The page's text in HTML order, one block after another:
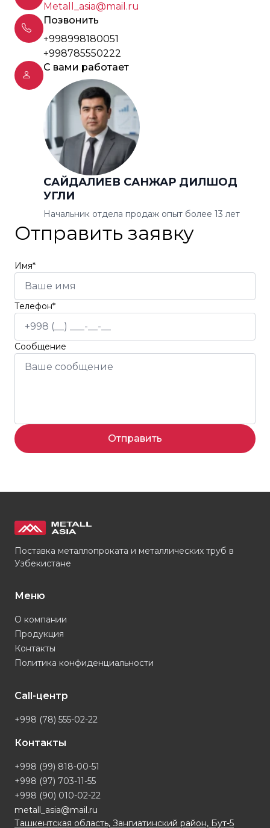
Metall_asia@mail.ru
Позвонить
+998998180051
+998785550222
С вами работает
САЙДАЛИЕВ САНЖАР ДИЛШОД
УГЛИ
Начальник отдела продаж опыт более 13 лет
Отправить заявку
Имя*
Телефон*
Сообщение
Отправить
Поставка металлопроката и металлических труб в
Узбекистане
Меню
О компании
Продукция
Контакты
Политика конфиденциальности
Call-центр
+998 (78) 555-02-22
Контакты
+998 (99) 818-00-51
+998 (97) 703-11-55
+998 (90) 010-02-22
metall_asia@mail.ru
Ташкентская область, Зангиатинский район, Бут-5